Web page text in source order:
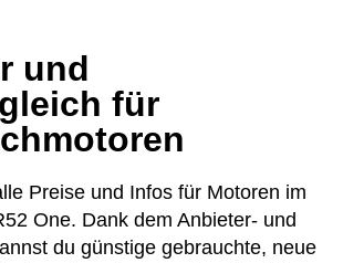
und
für
Preise und Infos für Motoren im
One. Dank dem Anbieter- und
du günstige gebrauchte, neue